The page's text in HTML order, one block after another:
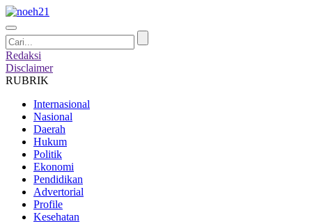
Redaksi
Disclaimer
RUBRIK
Internasional
Nasional
Daerah
Hukum
Politik
Ekonomi
Pendidikan
Advertorial
Profile
Kesehatan